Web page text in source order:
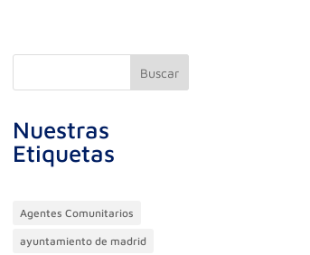
Buscar
Nuestras
Etiquetas
Agentes Comunitarios
ayuntamiento de madrid